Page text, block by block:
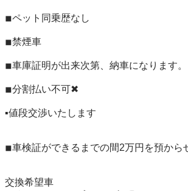
◾︎ペット同乗歴なし
◾︎禁煙車
◾︎車庫証明が出来次第、納車になります。
◾︎分割払い不可✖︎
▪︎値段交渉いたします
◾︎車検証ができるまでの間2万円を預から
交換希望車